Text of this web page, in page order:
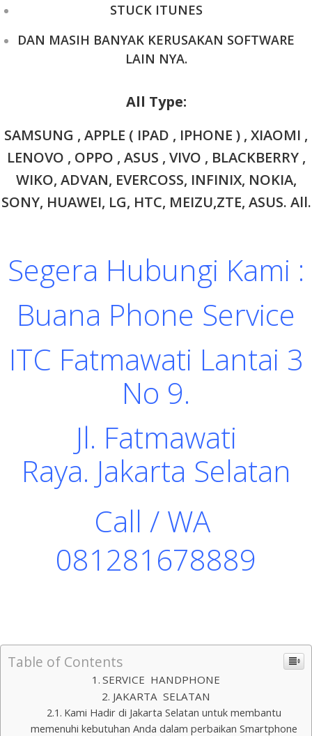
STUCK ITUNES
DAN MASIH BANYAK KERUSAKAN SOFTWARE
LAIN NYA.
All Type:
SAMSUNG , APPLE ( IPAD , IPHONE ) , XIAOMI ,
LENOVO , OPPO , ASUS , VIVO , BLACKBERRY ,
WIKO, ADVAN, EVERCOSS, INFINIX, NOKIA,
SONY, HUAWEI, LG, HTC, MEIZU,ZTE, ASUS. All.
Segera Hubungi Kami :
Buana Phone Service
ITC Fatmawati Lantai 3
No 9.
Jl. Fatmawati
Raya. Jakarta Selatan
Call / WA
081281678889
Table of Contents
SERVICE HANDPHONE
JAKARTA SELATAN
Kami Hadir di Jakarta Selatan untuk membantu
memenuhi kebutuhan Anda dalam perbaikan Smartphone